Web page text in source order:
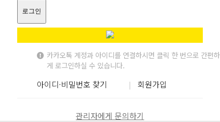
로그인
카카오톡 계정과 아이디를 연결하시면 클릭 한 번으로 간편하
게 로그인하실 수 있습니다.
아이디·비밀번호 찾기 회원가입
관리자에게 문의하기